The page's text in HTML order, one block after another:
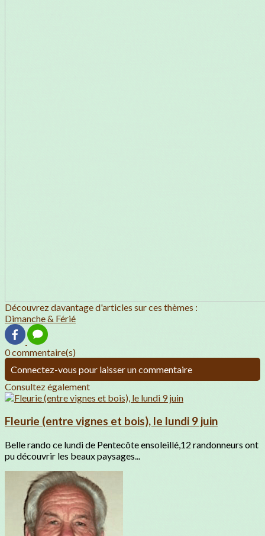
Découvrez davantage d'articles sur ces thèmes :
Dimanche & Férié
0 commentaire(s)
Connectez-vous pour laisser un commentaire
Consultez également
Fleurie (entre vignes et bois), le lundi 9 juin
Belle rando ce lundi de Pentecôte ensoleillé,12 randonneurs ont
pu découvrir les beaux paysages...